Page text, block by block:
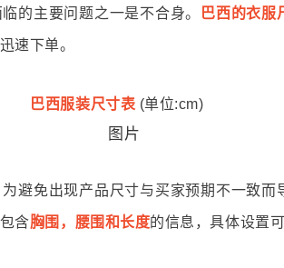
的主要问题之一是不合身。 巴西的衣服
速下单。
巴西服装尺寸表 (单位:cm)
避免出现产品尺寸与买家预期不一致
含胸围，腰围和长度的信息，具体设置